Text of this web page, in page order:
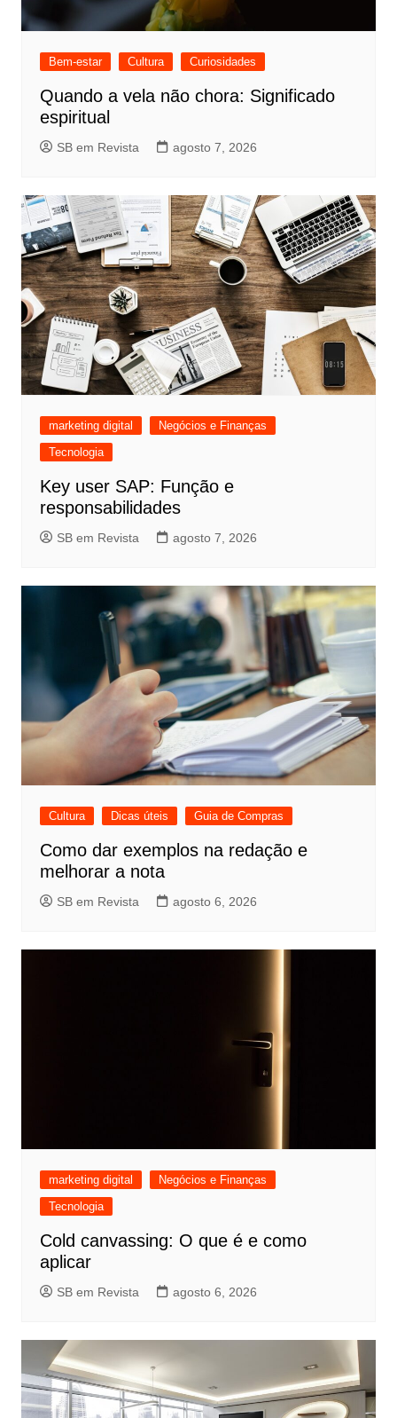
Bem-estar Cultura Curiosidades
Quando a vela não chora: Significado
espiritual
SB em Revista agosto 7, 2026
marketing digital
Negócios e Finanças
Tecnologia
Key user SAP: Função e
responsabilidades
SB em Revista agosto 7, 2026
Cultura Dicas úteis Guia de Compras
Como dar exemplos na redação e
melhorar a nota
SB em Revista agosto 6, 2026
marketing digital
Negócios e Finanças
Tecnologia
Cold canvassing: O que é e como
aplicar
SB em Revista agosto 6, 2026